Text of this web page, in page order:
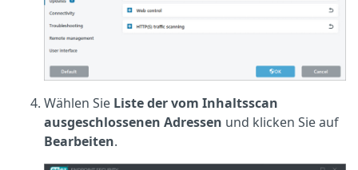
Wählen Sie Liste der vom Inhaltsscan
ausgeschlossenen Adressen und klicken Sie auf
Bearbeiten.